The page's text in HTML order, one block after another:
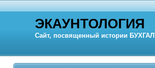
ЭКАУНТОЛОГИЯ
Сайт, посвященный истории